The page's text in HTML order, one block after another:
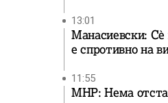
13:01
Манасиевски:
е спротивно на
11:55
МНР: Нема